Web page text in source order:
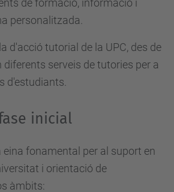
de formació, informació i
personalitzada.
d'acció tutorial de la UPC, des de
diferents serveis de tutories per a
d'estudiants.
inicial
fonamental per al suport en
i orientació de
àmbits: